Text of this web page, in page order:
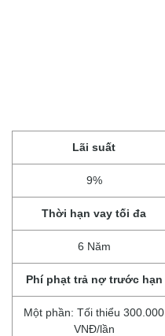
Lãi suất
9%
Thời hạn vay tối đa
6 Năm
Phí phạt trả nợ trước hạn
Một phần: Tối thiểu 300.000
VNĐ/lần